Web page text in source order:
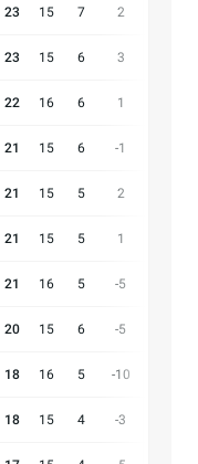
23 15 7 2
23 15 6 3
22 16 6 1
21 15 6 -1
21 15 5 2
21 15 5 1
21 16 5 -5
20 15 6 -5
18 16 5 -10
18 15 4 -3